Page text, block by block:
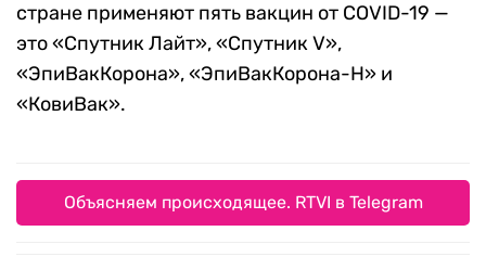
стране применяют пять вакцин от COVID-19 —
это «Спутник Лайт», «Спутник V»,
«ЭпиВакКорона», «ЭпиВакКорона-Н» и
«КовиВак».
Объясняем происходящее. RTVI в Telegram